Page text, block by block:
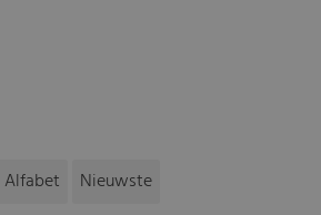
Alfabet Nieuwste